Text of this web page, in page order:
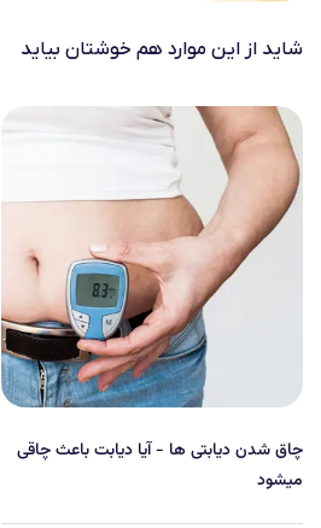
شاید از این موارد هم خوشتان بیاید
چاق شدن دیابتی ها - آیا دیابت باعث چاقی
میشود